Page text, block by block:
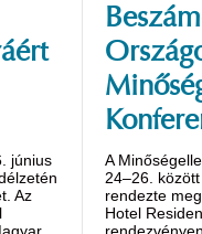
június
Az
A
24–26.
rendezte
Hotel